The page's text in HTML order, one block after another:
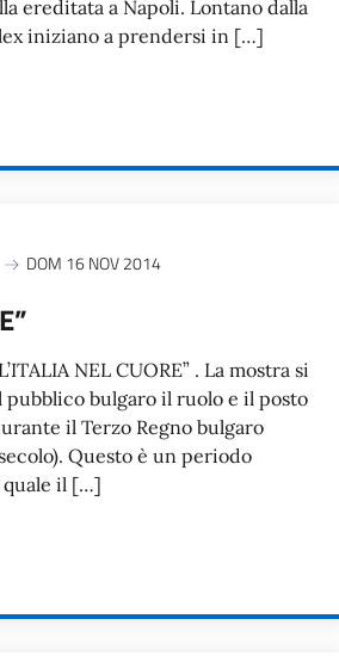
ereditata a Napoli. Lontano dalla
iniziano a prendersi in […]
DOM 16 NOV 2014
NEL CUORE” . La mostra si
pubblico bulgaro il ruolo e il posto
il Terzo Regno bulgaro
Questo è un periodo
quale il […]